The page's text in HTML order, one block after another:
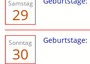
Samstag
29
Sonntag
30
Geburtstage: